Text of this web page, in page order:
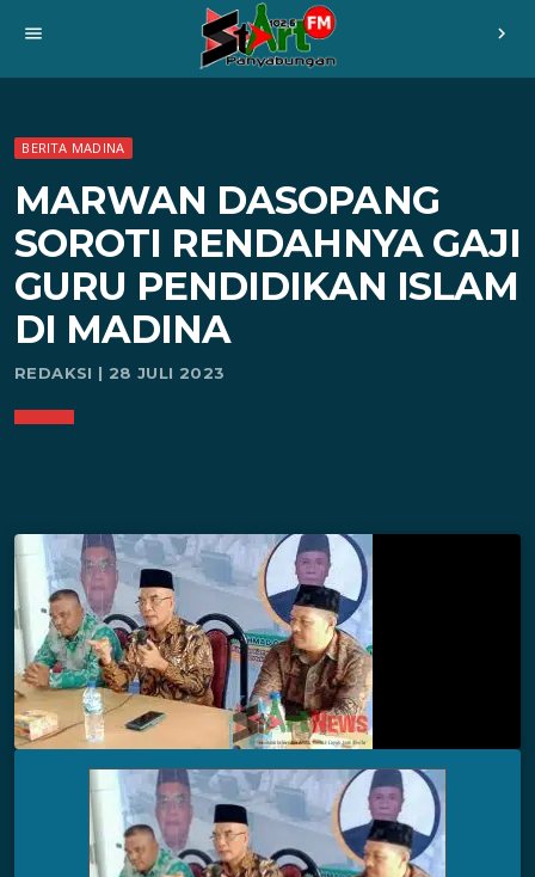
menu chevron_right
BERITA MADINA
MARWAN DASOPANG
SOROTI RENDAHNYA GAJI
GURU PENDIDIKAN ISLAM
DI MADINA
REDAKSI | 28 JULI 2023